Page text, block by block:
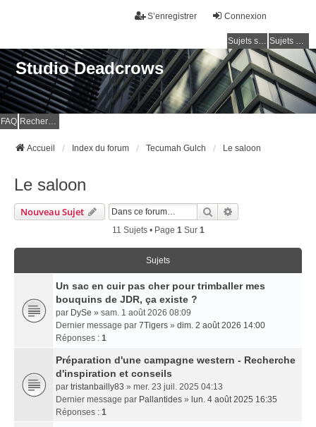
Connexion
S’enregistrer
Sujets sans réponse Sujets actifs
Studio Deadcrows
FAQ Rechercher
Accueil Index du forum Tecumah Gulch Le saloon
Le saloon
Nouveau Sujet Rechercher
11 Sujets • Page 1Sur 1
Sujets
Un sac en cuir pas cher pour trimballer mes
bouquins de JDR, ça existe ?
par DySe » sam. 1 août 2026 08:09
Dernier message par 7Tigers » dim. 2 août 2026 14:00
Réponses : 1
Préparation d'une campagne western - Recherche
d'inspiration et conseils
par tristanbailly83 » mer. 23 juil. 2025 04:13
Dernier message par Pallantides » lun. 4 août 2025 16:35
Réponses : 1